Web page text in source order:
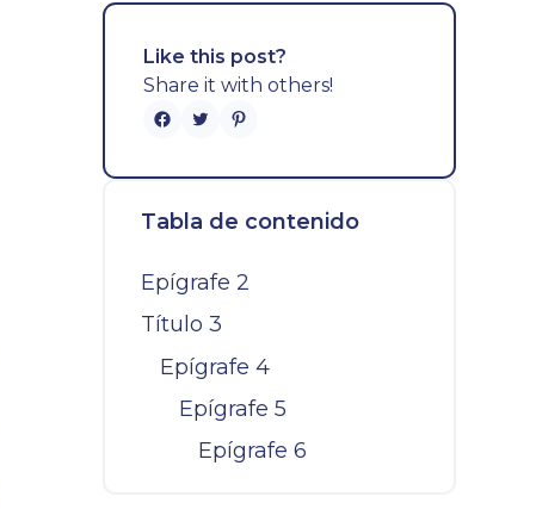
Like this post?
Share it with others!
Tabla de contenido
Epígrafe 2
Título 3
Epígrafe 4
Epígrafe 5
Epígrafe 6